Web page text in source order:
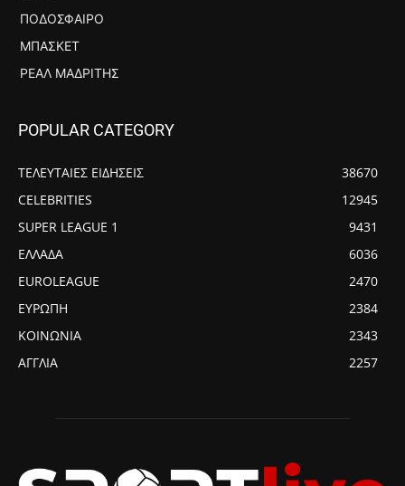
ΠΟΔΌΣΦΑΙΡΟ
ΜΠΆΣΚΕΤ
ΡΕΆΛ ΜΑΔΡΊΤΗΣ
POPULAR CATEGORY
ΤΕΛΕΥΤΑΙΕΣ ΕΙΔΗΣΕΙΣ
38670
CELEBRITIES
12945
SUPER LEAGUE 1
9431
ΕΛΛΑΔΑ
6036
EUROLEAGUE
2470
ΕΥΡΩΠΗ
2384
ΚΟΙΝΩΝΙΑ
2343
ΑΓΓΛΙΑ
2257